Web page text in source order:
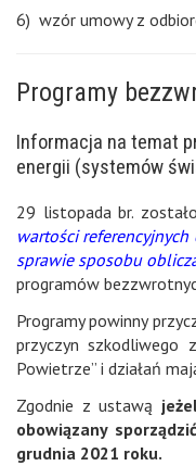
6) wzór umowy z
Programy
Informacja na temat
energii (systemów
29 listopada br.
wartości
sprawie sposobu
programów
Programy powinny
przyczyn szkodliwego
Powietrze” i działań
Zgodnie z ustawą
obowiązany
grudnia 2021 roku.